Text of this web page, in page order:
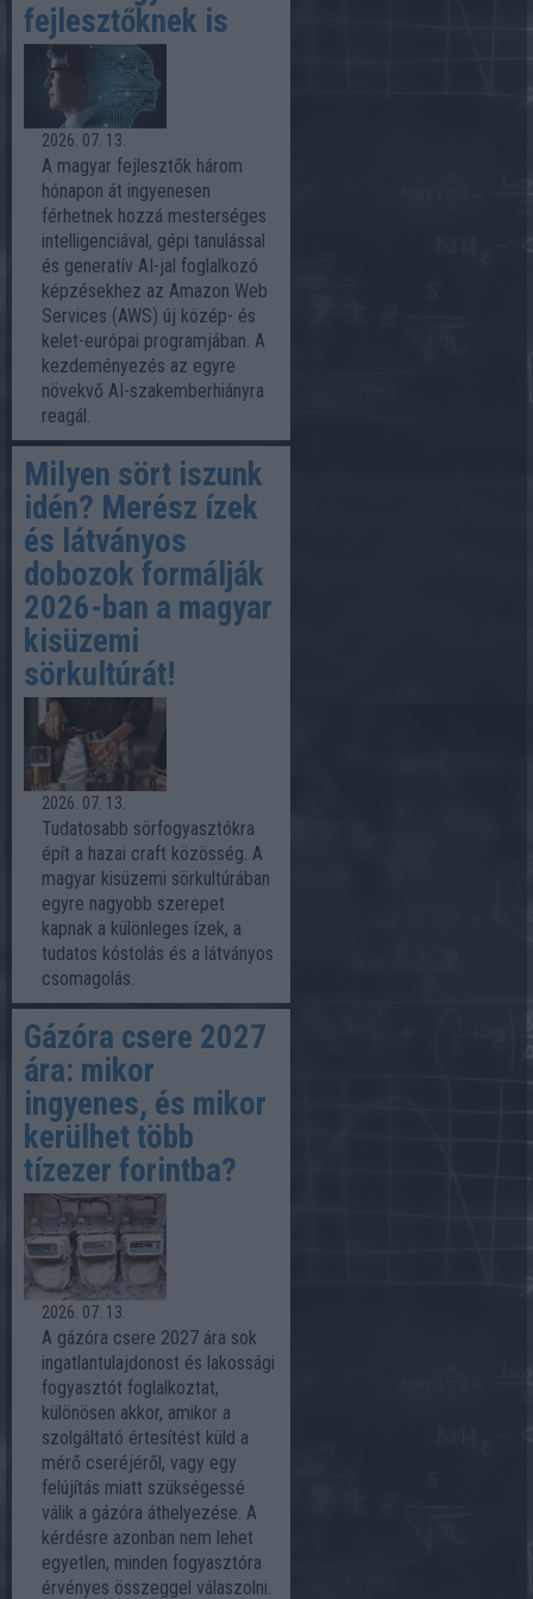
fejlesztőknek is
2026. 07. 13.
A magyar fejlesztők három
hónapon át ingyenesen
férhetnek hozzá mesterséges
intelligenciával, gépi tanulással
és generatív AI-jal foglalkozó
képzésekhez az Amazon Web
Services (AWS) új közép- és
kelet-európai programjában. A
kezdeményezés az egyre
növekvő AI-szakemberhiányra
reagál.
Milyen sört iszunk
idén? Merész ízek
és látványos
dobozok formálják
2026-ban a magyar
kisüzemi
sörkultúrát!
2026. 07. 13.
Tudatosabb sörfogyasztókra
épít a hazai craft közösség. A
magyar kisüzemi sörkultúrában
egyre nagyobb szerepet
kapnak a különleges ízek, a
tudatos kóstolás és a látványos
csomagolás.
Gázóra csere 2027
ára: mikor
ingyenes, és mikor
kerülhet több
tízezer forintba?
2026. 07. 13.
A gázóra csere 2027 ára sok
ingatlantulajdonost és lakossági
fogyasztót foglalkoztat,
különösen akkor, amikor a
szolgáltató értesítést küld a
mérő cseréjéről, vagy egy
felújítás miatt szükségessé
válik a gázóra áthelyezése. A
kérdésre azonban nem lehet
egyetlen, minden fogyasztóra
érvényes összeggel válaszolni.